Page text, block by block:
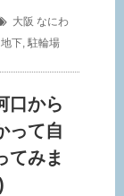
大阪 なにわ
地下, 駐輪場
口から
って自
てみま